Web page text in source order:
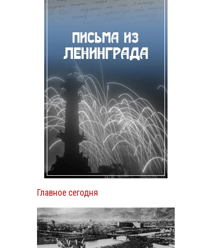
Главное сегодня